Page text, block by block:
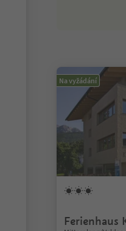
Na vyžádání
Ferienhaus